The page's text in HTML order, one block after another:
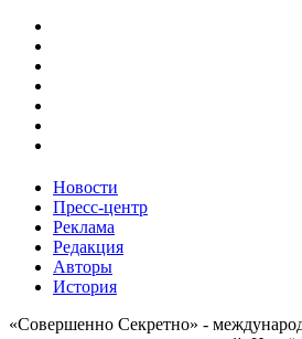
Новости
Пресс-центр
Реклама
Редакция
Авторы
История
«Совершенно Секретно» -